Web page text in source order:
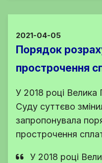
2021-04-05
Порядок
прострочення
У 2018 році
Суду суттєво
запропонувала
прострочення
У 2018 році